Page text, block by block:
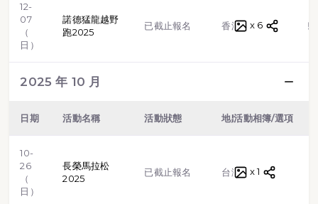
12-
07
（
日）
諾德猛龍越野
跑2025
已截止報名 香港 越野跑
x 6
2025 年 10 月
日期 活動名稱 活動狀態 地點 類型
活動相簿/選項
10-
26
（
日）
長榮馬拉松
2025
已截止報名 台灣 x 1